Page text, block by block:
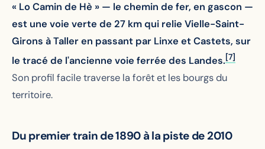
« Lo Camin de Hè » — le chemin de fer, en gascon —
est une voie verte de 27 km qui relie Vielle-Saint-
Girons à Taller en passant par Linxe et Castets, sur
le tracé de l'ancienne voie ferrée des Landes.[7]
Son profil facile traverse la forêt et les bourgs du
territoire.
Du premier train de 1890 à la piste de 2010